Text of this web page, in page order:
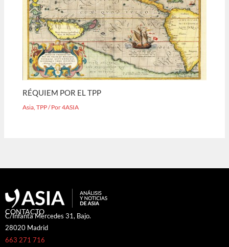
RÉQUIEM POR EL TPP
Asia,TPP/ Por4ASIA
CONTACTO
C/Infanta Mercedes 31, Bajo.
28020 Madrid
663 271 716